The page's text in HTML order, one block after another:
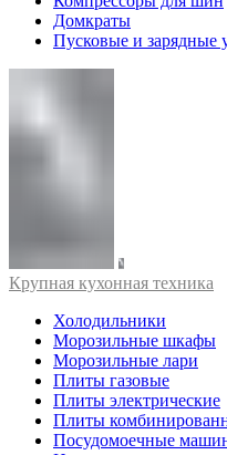
Домкраты
Пусковые и зарядные
Крупная кухонная техника
Холодильники
Морозильные шкафы
Морозильные лари
Плиты газовые
Плиты электрические
Плиты
Посудомоечные